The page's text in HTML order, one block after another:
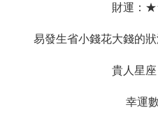
財運
易發生省小錢花大錢的
貴人星
幸運